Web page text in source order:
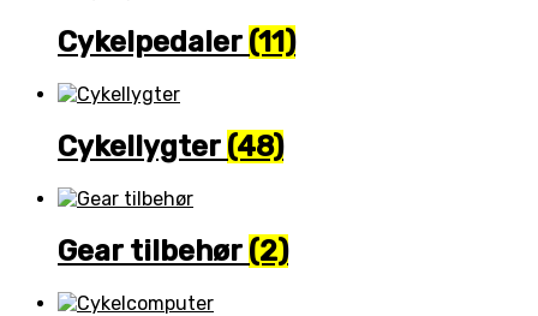
Cykelpedaler (11)
Cykellygter (48)
Gear tilbehør (2)